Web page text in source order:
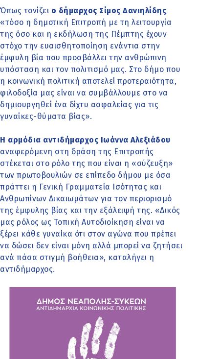
Όπως τονίζει ο δήμαρχος Σίμος Δανιηλίδης
«τόσο η δημοτική Επιτροπή με τη λειτουργία
της όσο και η εκδήλωση της Πέμπτης έχουν
στόχο την ευαισθητοποίηση ενάντια στην
έμφυλη βία που προσβάλλει την ανθρώπινη
υπόσταση και τον πολιτισμό μας. Στο δήμο που
η κοινωνική πολιτική αποτελεί προτεραιότητα,
φιλοδοξία μας είναι να συμβάλλουμε στο να
δημιουργηθεί ένα δίχτυ ασφαλείας για τις
γυναίκες-θύματα βίας».
Η αρμόδια αντιδήμαρχος Ιωάννα Αλεξιάδου
αναφερόμενη στη δράση της Επιτροπής
στέκεται στο ρόλο της που είναι η «σύζευξη»
των πρωτοβουλιών σε επίπεδο δήμου με όσα
πράττει η Γενική Γραμματεία Ισότητας και
Ανθρωπίνων Δικαιωμάτων για τον περιορισμό
της έμφυλης βίας και την εξάλειψή της. «Δικός
μας ρόλος ως Τοπική Αυτοδιοίκηση είναι να
ξέρει κάθε γυναίκα ότι στον αγώνα που πρέπει
να δώσει δεν είναι μόνη αλλά μπορεί να ζητήσει
ανά πάσα στιγμή βοήθεια», καταλήγει η
αντιδήμαρχος.